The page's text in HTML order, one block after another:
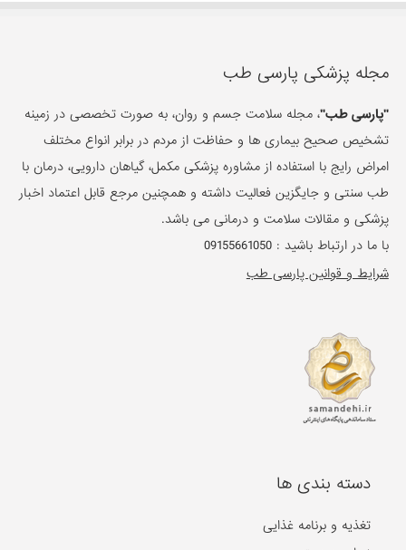
مجله پزشکی پارسی طب
"پارسی طب"، مجله سلامت جسم و روان، به صورت تخصصی در زمینه
تشخیص صحیح بیماری ها و حفاظت از مردم در برابر انواع مختلف
امراض رایج با استفاده از مشاوره پزشکی مکمل، گیاهان دارویی، درمان با
طب سنتی و جایگزین فعالیت داشته و همچنین مرجع قابل اعتماد اخبار
پزشکی و مقالات سلامت و درمانی می باشد.
با ما در ارتباط باشید :09155661050
شرایط و قوانین پارسی طب
دسته بندی ها
تغذیه و برنامه غذایی